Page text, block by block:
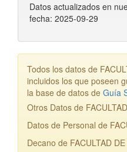
Datos actualizados en
fecha: 2025-09-29
Todos los datos de
incluidos los que poseen
la base de datos de Guía
Otros Datos de
Datos de Personal de
Decano de FACULTAD